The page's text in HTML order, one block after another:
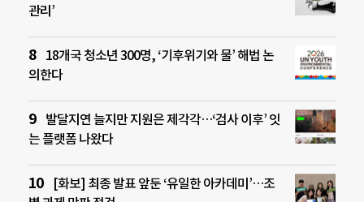
관리’
18개국 청소년 300명, ‘기후위기와 물’ 해법 논
의한다
발달지연 늘지만 지원은 제각각…‘검사 이후’ 잇
는 플랫폼 나왔다
[화보] 최종 발표 앞둔 ‘유일한 아카데미’…조